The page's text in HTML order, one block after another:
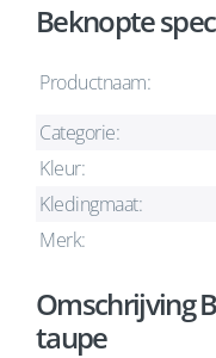
Beknopte
Productnaam:
Categorie:
Kleur:
Kledingmaat:
Merk:
Omschrijving
taupe